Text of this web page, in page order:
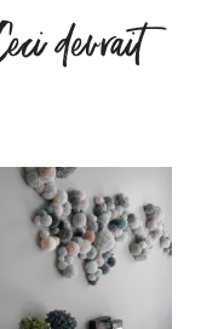
devrait